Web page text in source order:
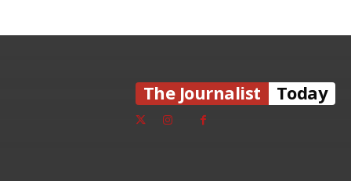
Today
The Journalist